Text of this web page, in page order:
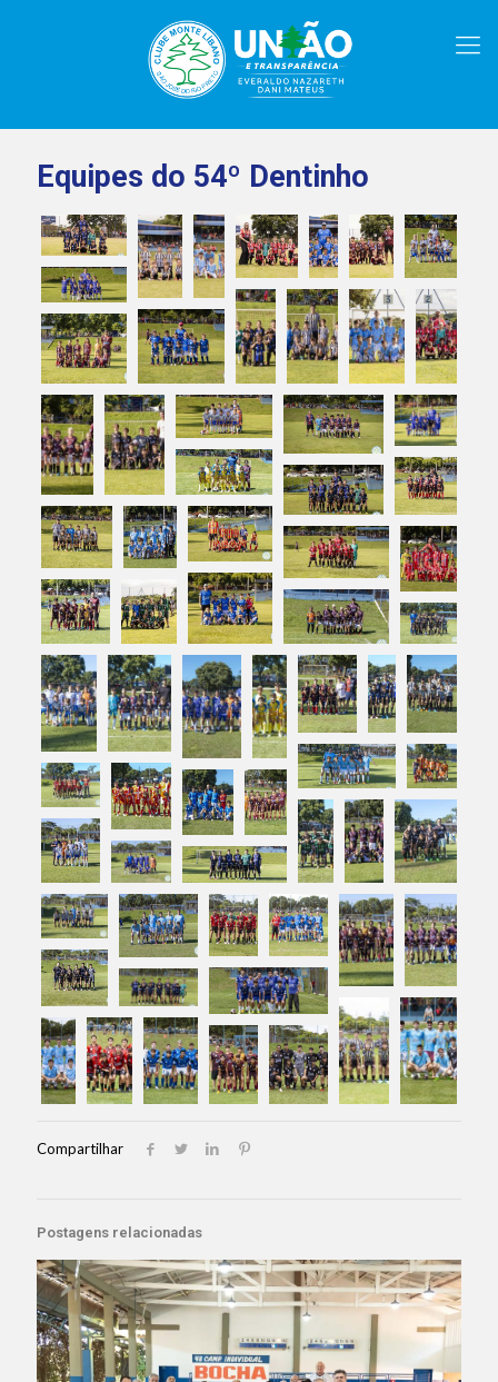
Equipes do 54º Dentinho
Compartilhar
Postagens relacionadas